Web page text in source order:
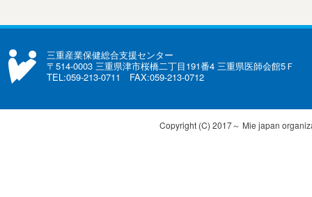
三重産業保健総合支援センター
〒514-0003 三重県津市桜橋二丁目191番4 三重県医師会館5Ｆ
TEL:059-213-0711 FAX:059-213-0712
Copyright (C) 2017～ Mie japan